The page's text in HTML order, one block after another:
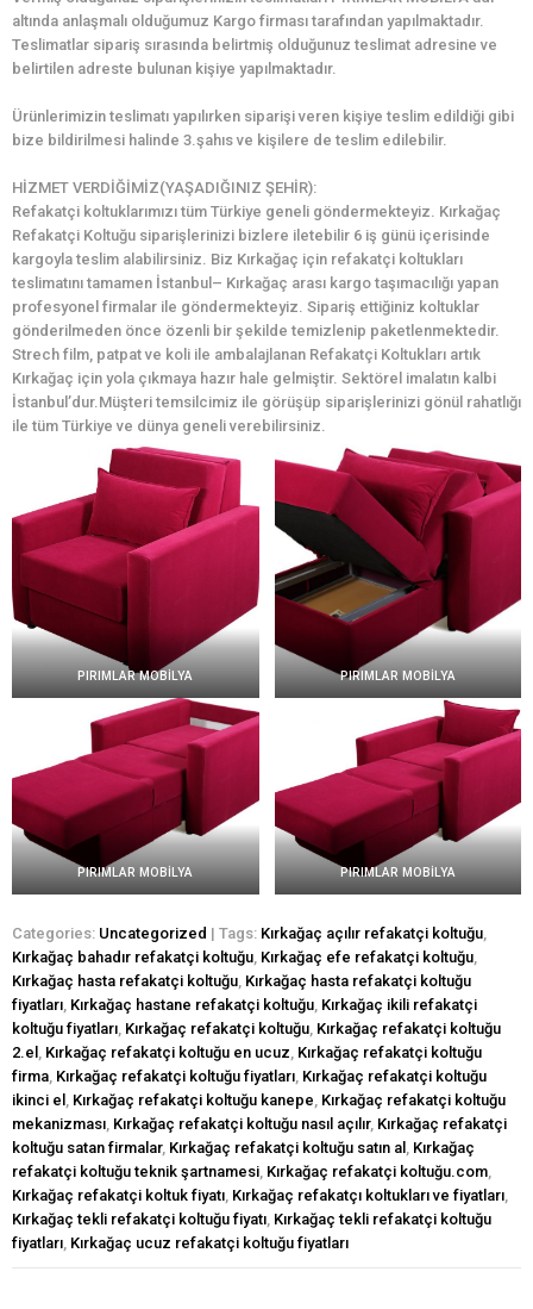
altında anlaşmalı olduğumuz Kargo firması tarafından yapılmaktadır.
Teslimatlar sipariş sırasında belirtmiş olduğunuz teslimat adresine ve
belirtilen adreste bulunan kişiye yapılmaktadır.
Ürünlerimizin teslimatı yapılırken siparişi veren kişiye teslim edildiği gibi
bize bildirilmesi halinde 3.şahıs ve kişilere de teslim edilebilir.
HİZMET VERDİĞİMİZ(YAŞADIĞINIZ ŞEHİR):
Refakatçi koltuklarımızı tüm Türkiye geneli göndermekteyiz. Kırkağaç
Refakatçi Koltuğu siparişlerinizi bizlere iletebilir 6 iş günü içerisinde
kargoyla teslim alabilirsiniz. Biz Kırkağaç için refakatçi koltukları
teslimatını tamamen İstanbul– Kırkağaç arası kargo taşımacılığı yapan
profesyonel firmalar ile göndermekteyiz. Sipariş ettiğiniz koltuklar
gönderilmeden önce özenli bir şekilde temizlenip paketlenmektedir.
Strech film, patpat ve koli ile ambalajlanan Refakatçi Koltukları artık
Kırkağaç için yola çıkmaya hazır hale gelmiştir. Sektörel imalatın kalbi
İstanbul’dur.Müşteri temsilcimiz ile görüşüp siparişlerinizi gönül rahatlığı
ile tüm Türkiye ve dünya geneli verebilirsiniz.
PIRIMLAR MOBİLYA PIRIMLAR MOBİLYA
PIRIMLAR MOBİLYA PIRIMLAR MOBİLYA
Categories: Uncategorized | Tags: Kırkağaç açılır refakatçi koltuğu
Kırkağaç bahadır refakatçi koltuğu Kırkağaç efe refakatçi koltuğu
Kırkağaç hasta refakatçi koltuğu Kırkağaç hasta refakatçi koltuğu
fiyatları Kırkağaç hastane refakatçi koltuğu Kırkağaç ikili refakatçi
koltuğu fiyatları Kırkağaç refakatçi koltuğu Kırkağaç refakatçi koltuğu
2.el
Kırkağaç refakatçi koltuğu en ucuz Kırkağaç refakatçi koltuğu
firma Kırkağaç refakatçi koltuğu fiyatları Kırkağaç refakatçi koltuğu
ikinci el
Kırkağaç refakatçi koltuğu kanepe Kırkağaç refakatçi koltuğu
mekanizması Kırkağaç refakatçi koltuğu nasıl açılır, Kırkağaç refakatçi
koltuğu satan firmalar, Kırkağaç refakatçi koltuğu satın al
Kırkağaç
refakatçi koltuğu teknik şartnamesi Kırkağaç refakatçi koltuğu.com
Kırkağaç refakatçi koltuk fiyatı Kırkağaç refakatçı koltukları ve fiyatları
Kırkağaç tekli refakatçi koltuğu fiyatı Kırkağaç tekli refakatçi koltuğu
fiyatları Kırkağaç ucuz refakatçi koltuğu fiyatları